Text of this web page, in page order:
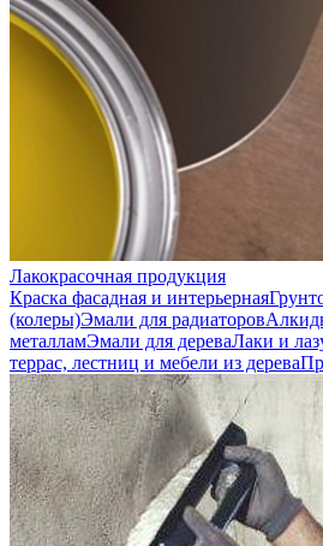
Лакокрасочная продукция
Краска фасадная и интерьерная
(колеры)Эмали для радиаторов
металламЭмали для дереваЛаки и
террас, лестниц и мебели из дерева